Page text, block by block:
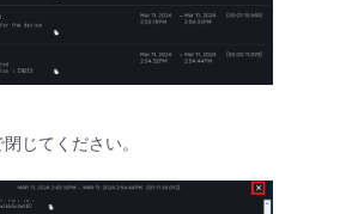
じてください。